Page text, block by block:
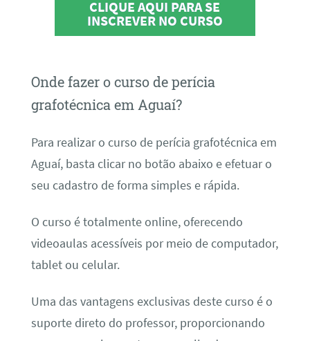
CLIQUE AQUI PARA SE
INSCREVER NO CURSO
Onde fazer o curso de perícia
grafotécnica em Aguaí?
Para realizar o curso de perícia grafotécnica em
Aguaí, basta clicar no botão abaixo e efetuar o
seu cadastro de forma simples e rápida.
O curso é totalmente online, oferecendo
videoaulas acessíveis por meio de computador,
tablet ou celular.
Uma das vantagens exclusivas deste curso é o
suporte direto do professor, proporcionando